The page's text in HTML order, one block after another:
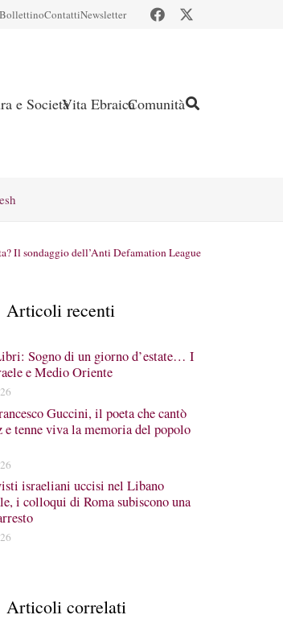
ContattiNewsletter
e SocietàVita EbraicaComunità
Il sondaggio dell’Anti Defamation League
Articoli recenti
Sogno di un giorno d’estate… I
e Medio Oriente
Guccini, il poeta che cantò
tenne viva la memoria del popolo
israeliani uccisi nel Libano
i colloqui di Roma subiscono una
Articoli correlati